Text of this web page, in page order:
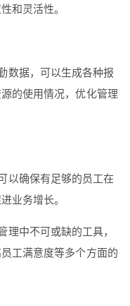
和灵活性。
数据，可以生成各种报
的使用情况，优化管理
以确保有足够的员工在
业务增长。
理中不可或缺的工具，
工满意度等多个方面的